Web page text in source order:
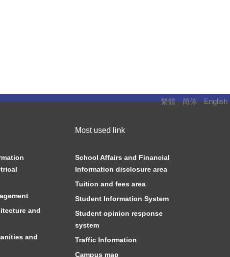
繁體 简体 English
and
and
Most used link
School Affairs and Financial
Information disclosure area
Tuition and fees area
Student Information System
Student opinion response
system
Traffic Information
Campus map